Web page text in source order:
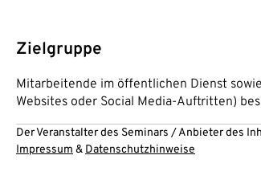
Zielgruppe
Mitarbeitende im öffentlichen Dienst
Websites oder Social Media-Auftritten)
Der Veranstalter des Seminars / Anbieter des
Impressum & Datenschutzhinweise